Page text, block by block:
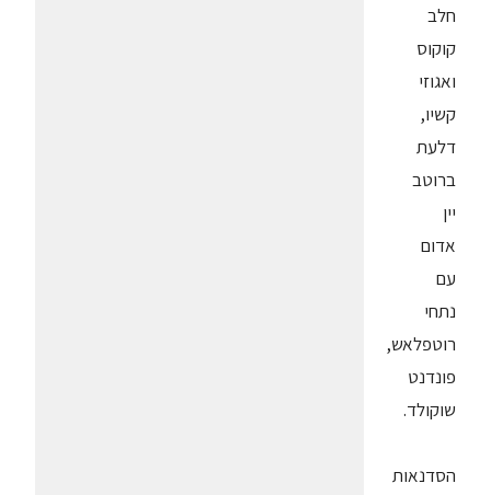
חלב
קוקוס
ואגוזי
קשיו,
דלעת
ברוטב
יין
אדום
עם
נתחי
רוטפלאש,
פונדנט
שוקולד.
הסדנאות